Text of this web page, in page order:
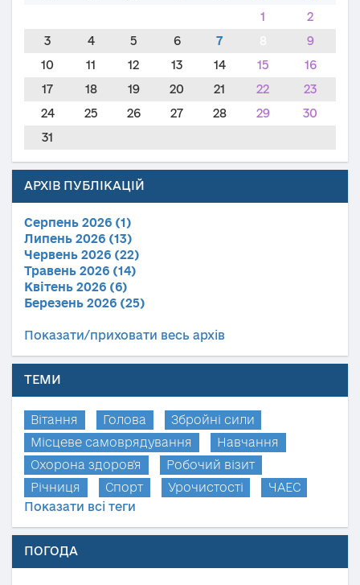
1
2
3
4 5 6 7
9
10
11 12 13 14 15
16
17
18 19 20 21 22
23
24
25 26 27 28 29
30
31
АРХІВ ПУБЛІКАЦІЙ
Серпень 2026 (1)
Липень 2026 (13)
Червень 2026 (22)
Травень 2026 (14)
Квітень 2026 (6)
Березень 2026 (25)
Показати/приховати весь архів
ТЕМИ
Вітання Голова
Збройні сили
Місцеве самоврядування
Навчання
Охорона здоров'я
Робочий візит
Річниця
Спорт Урочистості
ЧАЕС
Показати всі теги
ПОГОДА